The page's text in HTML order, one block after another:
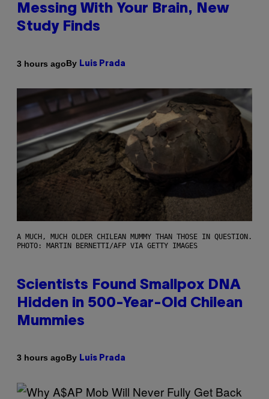
Messing With Your Brain, New
Study Finds
3 hours agoBy Luis Prada
A MUCH, MUCH OLDER CHILEAN MUMMY THAN THOSE IN QUESTION.
PHOTO: MARTIN BERNETTI/AFP VIA GETTY IMAGES
Scientists Found Smallpox DNA
Hidden in 500-Year-Old Chilean
Mummies
3 hours agoBy Luis Prada